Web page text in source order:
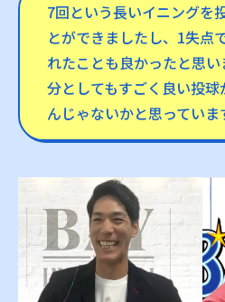
7回という長いイニングを
とができましたし、1失点
れたことも良かったと思い
分としてもすごく良い投球
んじゃないかと思っていま